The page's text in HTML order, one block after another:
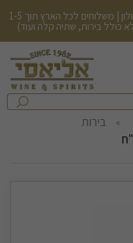
משלוחים מהיום להיום בת"א/רמ"ג/גבעתיים/חולון | משלוחים לכל הארץ תוך 1-5
בירות